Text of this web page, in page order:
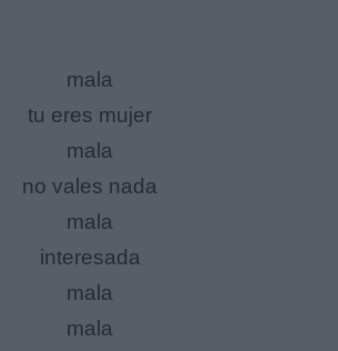
mala
tu eres mujer
mala
no vales nada
mala
interesada
mala
mala